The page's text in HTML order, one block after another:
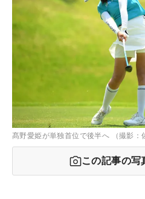
髙野愛姫が単独首位で後半へ （撮影：
この記事の写